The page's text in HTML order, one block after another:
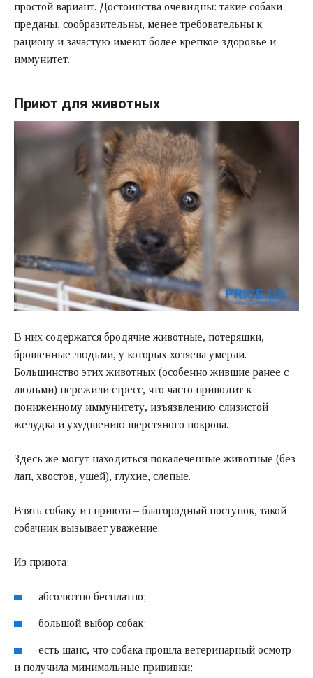
простой вариант. Достоинства очевидны: такие собаки
преданы, сообразительны, менее требовательны к
рациону и зачастую имеют более крепкое здоровье и
иммунитет.
Приют для животных
В них содержатся бродячие животные, потеряшки,
брошенные людьми, у которых хозяева умерли.
Большинство этих животных (особенно жившие ранее с
людьми) пережили стресс, что часто приводит к
пониженному иммунитету, изъязвлению слизистой
желудка и ухудшению шерстяного покрова.
Здесь же могут находиться покалеченные животные (без
лап, хвостов, ушей), глухие, слепые.
Взять собаку из приюта – благородный поступок, такой
собачник вызывает уважение.
Из приюта:
абсолютно бесплатно;
большой выбор собак;
есть шанс, что собака прошла ветеринарный осмотр
и получила минимальные прививки;